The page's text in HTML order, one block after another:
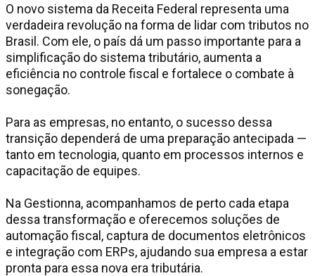
O novo sistema da Receita Federal representa uma
verdadeira revolução na forma de lidar com tributos no
Brasil. Com ele, o país dá um passo importante para a
simplificação do sistema tributário, aumenta a
eficiência no controle fiscal e fortalece o combate à
sonegação.
Para as empresas, no entanto, o sucesso dessa
transição dependerá de uma preparação antecipada —
tanto em tecnologia, quanto em processos internos e
capacitação de equipes.
Na Gestionna, acompanhamos de perto cada etapa
dessa transformação e oferecemos soluções de
automação fiscal, captura de documentos eletrônicos
e integração com ERPs, ajudando sua empresa a estar
pronta para essa nova era tributária.